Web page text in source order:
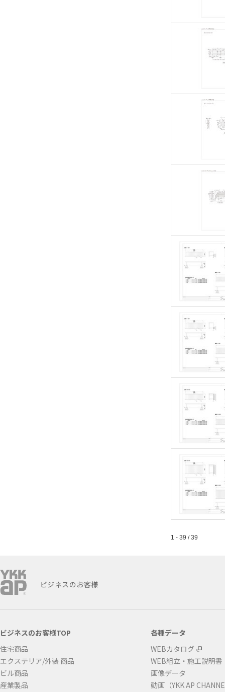
1 - 39 / 39
ビジネスのお客様
ビジネスのお客様TOP
住宅商品
エクステリア/外装 商品
ビル商品
産業製品
各種データ
WEBカタログ
WEB組立・施工説明書
画像データ
動画（YKK AP